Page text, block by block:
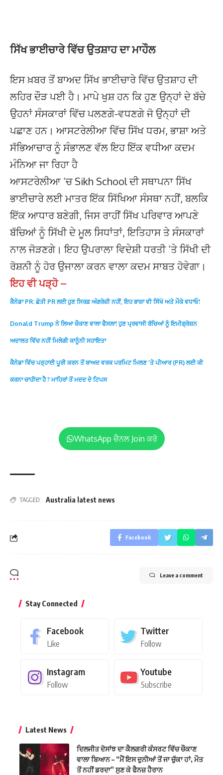
ਸਿੱਖ ਭਾਈਚਾਰੇ ਵਿੱਚ ਉਤਸ਼ਾਹ ਦਾ ਮਾਹੌਲ
ਇਸ ਖ਼ਬਰ ਤੋਂ ਬਾਅਦ ਸਿੱਖ ਭਾਈਚਾਰੇ ਵਿੱਚ ਉਤਸ਼ਾਹ ਦੀ
ਲਹਿਰ ਦੌੜ ਪਈ ਹੈ। ਮਾਪੇ ਖੁਸ਼ ਹਨ ਕਿ ਹੁਣ ਉਨ੍ਹਾਂ ਦੇ ਬੱਚੇ
ਉਹਨਾਂ ਸੰਸਕਾਰਾਂ ਵਿੱਚ ਪਲਣਗੇ-ਵਧਣਗੇ ਜੋ ਉਨ੍ਹਾਂ ਦੀ
ਪਛਾਣ ਹਨ। ਆਸਟਰੇਲੀਆ ਵਿੱਚ ਸਿੱਖ ਧਰਮ, ਭਾਸ਼ਾ ਅਤੇ
ਸੱਭਿਆਚਾਰ ਨੂੰ ਸੰਭਾਲਣ ਵੱਲ ਇਹ ਇੱਕ ਵਧੀਆ ਕਦਮ
ਮੰਨਿਆ ਜਾ ਰਿਹਾ ਹੈ
ਆਸਟਰੇਲੀਆ ‘ਚ Sikh School ਦੀ ਸਥਾਪਨਾ ਸਿੱਖ
ਭਾਈਚਾਰੇ ਲਈ ਮਾਤਰ ਇੱਕ ਸਿੱਖਿਆ ਸੰਸਥਾ ਨਹੀਂ, ਬਲਕਿ
ਇੱਕ ਆਧਾਰ ਬਣੇਗੀ, ਜਿਸ ਰਾਹੀਂ ਸਿੱਖ ਪਰਿਵਾਰ ਆਪਣੇ
ਬੱਚਿਆਂ ਨੂੰ ਸਿੱਖੀ ਦੇ ਮੂਲ ਸਿਧਾਂਤਾਂ, ਇਤਿਹਾਸ ਤੇ ਸੰਸਕਾਰਾਂ
ਨਾਲ ਜੋੜਣਗੇ। ਇਹ ਉਪਰਾਲਾ ਵਿਦੇਸ਼ੀ ਧਰਤੀ ‘ਤੇ ਸਿੱਖੀ ਦੀ
ਰੋਸ਼ਨੀ ਨੂੰ ਹੋਰ ਉਜਾਲਾ ਕਰਨ ਵਾਲਾ ਕਦਮ ਸਾਬਤ ਹੋਵੇਗਾ।
ਇਹ ਵੀ ਪੜ੍ਹੋ –
ਕੈਨੇਡਾ PR: ਛੇਤੀ PR ਲਈ ਹੁਣ ਸਿਰਫ਼ ਅੰਗਰੇਜ਼ੀ ਨਹੀਂ, ਇਹ ਭਾਸ਼ਾ ਵੀ ਸਿੱਖੋ ਅਤੇ ਮੌਕੇ ਵਧਾਓ!
Donald Trump ਨੇ ਲਿਆ ਚੌਕਾਣ ਵਾਲਾ ਫੈਸਲਾ! ਹੁਣ ਪ੍ਰਵਾਸੀ ਬੱਚਿਆਂ ਨੂੰ ਇਮੀਗ੍ਰੇਸ਼ਨ
ਅਦਾਲਤ ਵਿੱਚ ਨਹੀਂ ਮਿਲੇਗੀ ਕਾਨੂੰਨੀ ਸਹਾਇਤਾ
ਕੈਨੇਡਾ ਵਿੱਚ ਪੜ੍ਹਾਈ ਪੂਰੀ ਕਰਨ ਤੋਂ ਬਾਅਦ ਵਰਕ ਪਰਮਿਟ ਮਿਲਣ ‘ਤੇ ਪੀਆਰ (PR) ਲਈ ਕੀ
ਕਰਨਾ ਚਾਹੀਦਾ ਹੈ ? ਮਾਹਿਰਾਂ ਤੋਂ ਮਦਦ ਦੇ ਟਿਪਸ
WhatsApp ਚੈਨਲ Join ਕਰੋ
TAGGED: Australia latest news
Facebook
Leave a comment
Stay Connected
Facebook
Like
Twitter
Follow
Instagram
Follow
Youtube
Subscribe
Latest News
ਦਿਲਜੀਤ ਦੋਸਾਂਝ ਦਾ ਕੈਲਗਰੀ ਕੰਸਰਟ ਵਿੱਚ ਚੌਕਾਣ
ਵਾਲਾ ਬਿਆਨ – “ਮੈਂ ਇਸ ਦੁਨੀਆਂ ਤੋਂ ਜਾ ਚੁੱਕਾ ਹਾਂ, ਮੌਤ
ਤੋਂ ਨਹੀਂ ਡਰਦਾ” ਸੁਣ ਕੇ ਫੈਨਜ਼ ਹੈਰਾਨ